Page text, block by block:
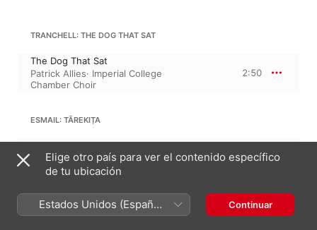
TRANCHELL: THE DOG THAT SAT
The Dog That Sat
Patrick Allies· Imperial College
Chamber Choir
2:50
ESMAIL: TĀREKIṬA
TāReKiṬa
Patrick Allies·Imperial College
Chamber Choir
2:02
SHENANDOAH
Elige otro país para ver el contenido específico
de tu ubicación
Estados Unidos (Español
México)
Continuar